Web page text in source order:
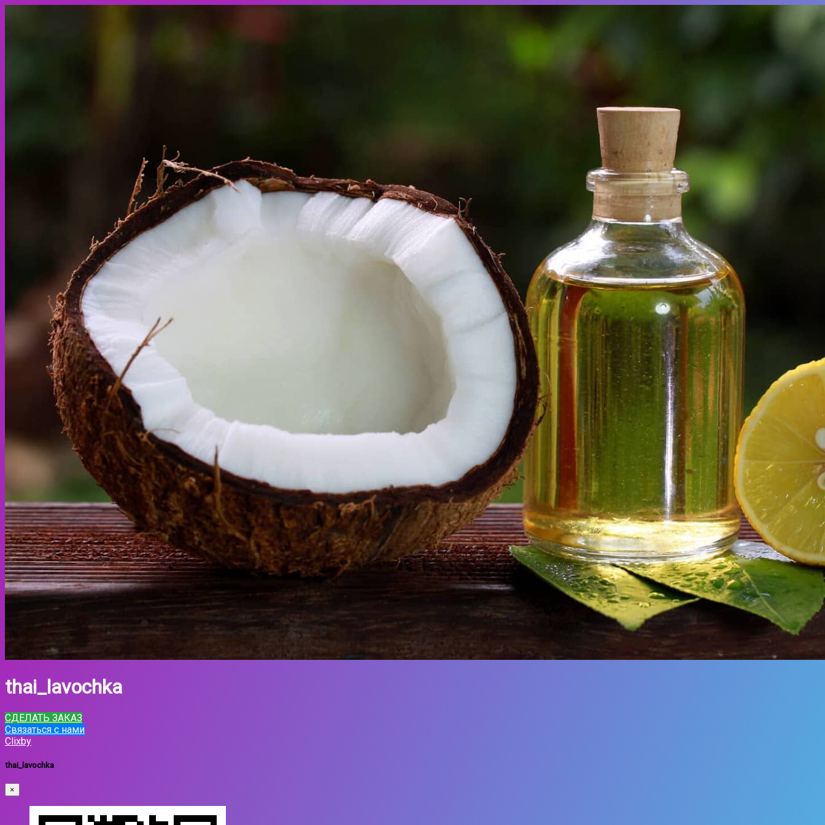
thai_lavochka
СДЕЛАТЬ ЗАКАЗ
Связаться с нами
Clixby
thai_lavochka
×